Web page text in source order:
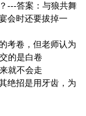
---答案：与狼共舞
会时还要拔掉一
考卷，但老师认为
的是白卷
就不会走
绝招是用牙齿，为